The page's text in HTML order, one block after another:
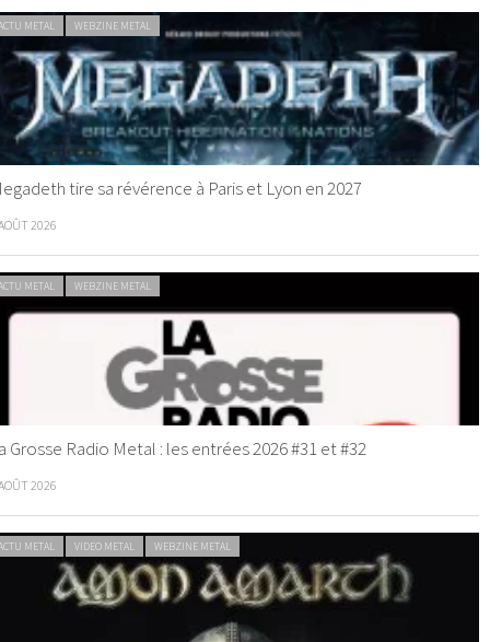
METAL WEBZINE METAL
tire sa révérence à Paris et Lyon en 2027
2026
METAL WEBZINE METAL
Grosse Radio Metal : les entrées 2026 #31 et #32
2026
METAL VIDEO METAL WEBZINE METAL